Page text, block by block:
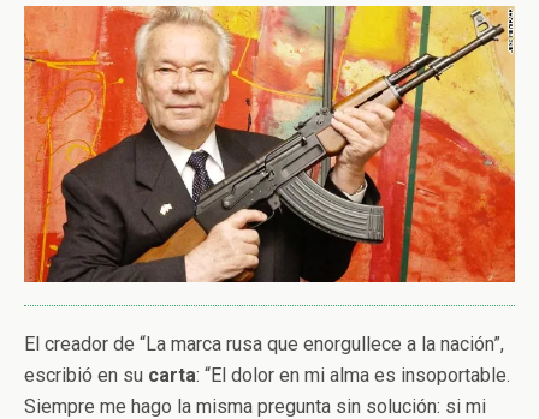
El creador de “La marca rusa que enorgullece a la nación”,
escribió en su carta: “El dolor en mi alma es insoportable.
Siempre me hago la misma pregunta sin solución: si mi